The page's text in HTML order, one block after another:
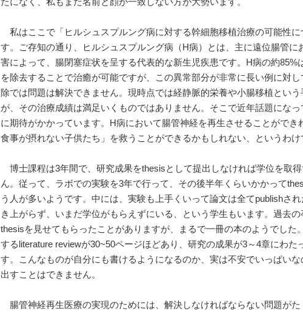
私はここで「ヒルシュスプルング病に対する幹細胞移植治療の可能性に
す。ご存知の通り、ヒルシュスプルング病（H病）とは、主に遠位腸管に
害によって、腸閉塞症状を呈する代表的な新生児疾患です。H病の約85%
を除去することで治癒が可能ですが、この異常部分が非常に長い例に対
除では問題は解決できません。現時点では経静脈的栄養や小腸移植とい
が、その治療成績は満足いくものではありません。そこで近年話題になっ
に期待がかかっています。H病において腸管神経を再生させることができ
食事が摂れない子供たち」を救うことができるかもしれない、というわけ
博士課程は3年間で、研究成果をthesisとして提出しなければ学位を取
ん。従って、ラボでの実験を3年で行って、その後半年くらいかかって
う人が多いようです。中には、実験も上手くいって論文は全てpublishさ
き上がらず、いまだ学位がもらえずにいる、という学生もいます。過去の
thesisを見せてもらったことがありますが、まるで一冊の本のようでした
するliterature reviewが30~50ページほどあり、研究の成果が3～4章にわた
す。こんなものが自分にも書けるようになるのか、実は不安でいっぱい
出すことはできません。
腸管神経再生医療の実現のためには、解決しなければならない問題がた